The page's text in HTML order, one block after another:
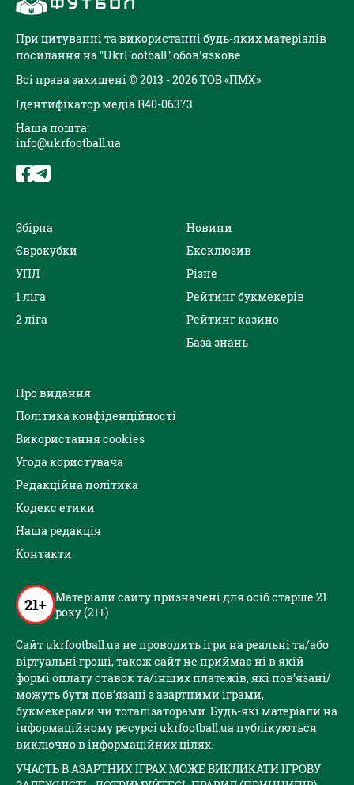
При цитуванні та використанні будь-яких матеріалів
посилання на "UkrFootball" обов'язкове
Всі права захищені © 2013 - 2026 ТОВ «ПМХ»
Ідентифікатор медіа R40-06373
Наша пошта:
info@ukrfootball.ua
Збірна
Єврокубки
УПЛ
1 ліга
2 ліга
Новини
Ексклюзив
Різне
Рейтинг букмекерів
Рейтинг казино
База знань
Про видання
Політика конфіденційності
Використання cookies
Угода користувача
Редакційна політика
Кодекс етики
Наша редакція
Контакти
21+ Матеріали сайту призначені для осіб старше 21
року (21+)
Сайт ukrfootball.ua не проводить ігри на реальні та/або
віртуальні гроші, також сайт не приймає ні в якій
формі оплату ставок та/інших платежів, які пов’язані/
можуть бути пов’язані з азартними іграми,
букмекерами чи тоталізаторами. Будь-які матеріали на
інформаційному ресурсі ukrfootball.ua публікуються
виключно в інформаційних цілях.
УЧАСТЬ В АЗАРТНИХ ІГРАХ МОЖЕ ВИКЛИКАТИ ІГРОВУ